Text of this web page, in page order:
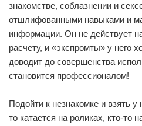
знакомстве, соблазнении и
отшлифованными навыками и
информации. Он не действует
расчету, и «экспромты» у него
доводит до совершенства
становится профессионалом!
Подойти к незнакомке и взять
то катается на роликах, кто-то